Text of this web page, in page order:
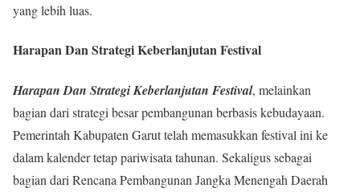
yang lebih luas.
Harapan Dan Strategi Keberlanjutan Festival
Harapan Dan Strategi Keberlanjutan Festival, melainkan
bagian dari strategi besar pembangunan berbasis kebudayaan.
Pemerintah Kabupaten Garut telah memasukkan festival ini ke
dalam kalender tetap pariwisata tahunan. Sekaligus sebagai
bagian dari Rencana Pembangunan Jangka Menengah Daerah